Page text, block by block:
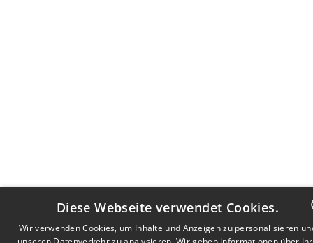
DUTCH
Diese Webseite verwendet Cookies.
Wir verwenden Cookies, um Inhalte und Anzeigen zu personalisieren